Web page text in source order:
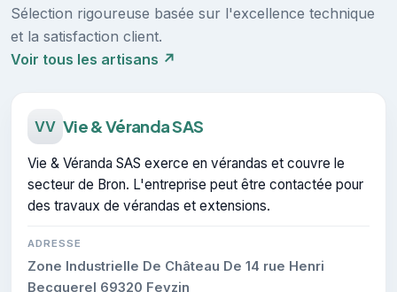
Sélection rigoureuse basée sur l'excellence technique
et la satisfaction client.
Voir tous les artisans ↗
VV Vie & Véranda SAS
Vie & Véranda SAS exerce en vérandas et couvre le
secteur de Bron. L'entreprise peut être contactée pour
des travaux de vérandas et extensions.
ADRESSE
Zone Industrielle De Château De 14 rue Henri
Becquerel 69320 Feyzin